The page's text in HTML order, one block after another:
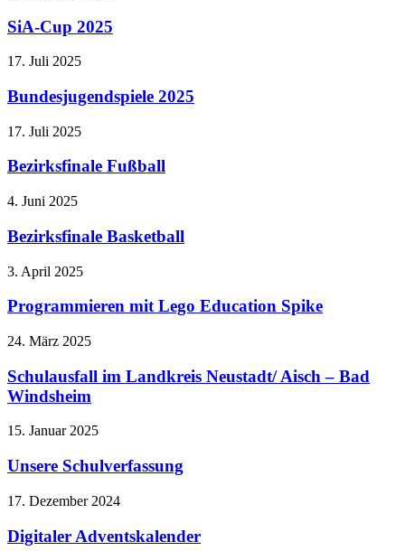
SiA-Cup 2025
17. Juli 2025
Bundesjugendspiele 2025
17. Juli 2025
Bezirksfinale Fußball
4. Juni 2025
Bezirksfinale Basketball
3. April 2025
Programmieren mit Lego Education Spike
24. März 2025
Schulausfall im Landkreis Neustadt/ Aisch – Bad
Windsheim
15. Januar 2025
Unsere Schulverfassung
17. Dezember 2024
Digitaler Adventskalender